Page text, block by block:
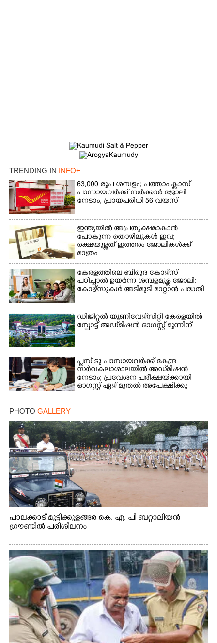
TRENDING IN INFO+
63,000 രൂപ ശമ്പളം; പത്താം ക്ലാസ്
പാസായവർക്ക് സർക്കാർ ജോലി
നേടാം, പ്രായപരിധി 56 വയസ്
ഇന്ത്യയിൽ അപ്രത്യക്ഷമാകാൻ
പോകുന്ന തൊഴിലുകൾ ഇവ;
രക്ഷയുള്ളത് ഇത്തരം ജോലികൾക്ക്
മാത്രം
കേരളത്തിലെ ബിരുദ കോഴ്സ്
പഠിച്ചാൽ ഉയർന്ന ശമ്പളമുള്ള ജോലി:​
കോഴ്സുകൾ അടിമുടി മാറ്റാൻ പദ്ധതി
ഡിജിറ്റൽ യൂണിവേഴ്‌സിറ്റി കേരളയിൽ
സ്പോ‌ട്ട് അഡ്‌മിഷൻ ഓഗസ്റ്റ് മൂന്നിന്
പ്ലസ് ടു പാസായവർക്ക് കേന്ദ്ര
സർവകലാശാലയിൽ അഡ്‌മിഷൻ
നേടാം; പ്രവേശന പരീക്ഷയ്‌ക്കായി
ഓഗസ്റ്റ് ഏഴ് മുതൽ അപേക്ഷിക്കൂ
PHOTO GALLERY
പാലക്കാട് മുട്ടിക്കുളങ്ങര കെ. എ. പി ബറ്റാലിയൻ
ഗ്രൗണ്ടിൽ പരിശീലനം
×
Share this link